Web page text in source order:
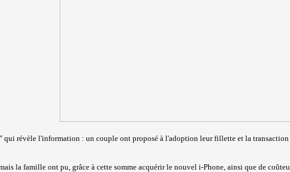
révèle l'information : un couple ont proposé à l'adoption leur fillette et la
la famille ont pu, grâce à cette somme acquérir le nouvel i-Phone, ainsi que de